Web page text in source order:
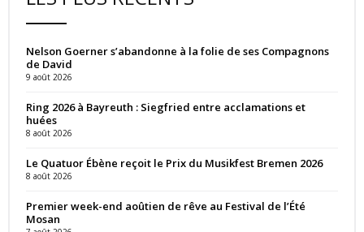
Nelson Goerner s’abandonne à la folie de ses Compagnons
de David
9 août 2026
Ring 2026 à Bayreuth : Siegfried entre acclamations et
huées
8 août 2026
Le Quatuor Ébène reçoit le Prix du Musikfest Bremen 2026
8 août 2026
Premier week-end aoûtien de rêve au Festival de l’Été
Mosan